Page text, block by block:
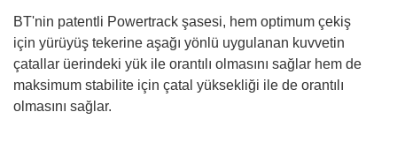
BT'nin patentli Powertrack şasesi, hem optimum çekiş
için yürüyüş tekerine aşağı yönlü uygulanan kuvvetin
çatallar üerindeki yük ile orantılı olmasını sağlar hem de
maksimum stabilite için çatal yüksekliği ile de orantılı
olmasını sağlar.